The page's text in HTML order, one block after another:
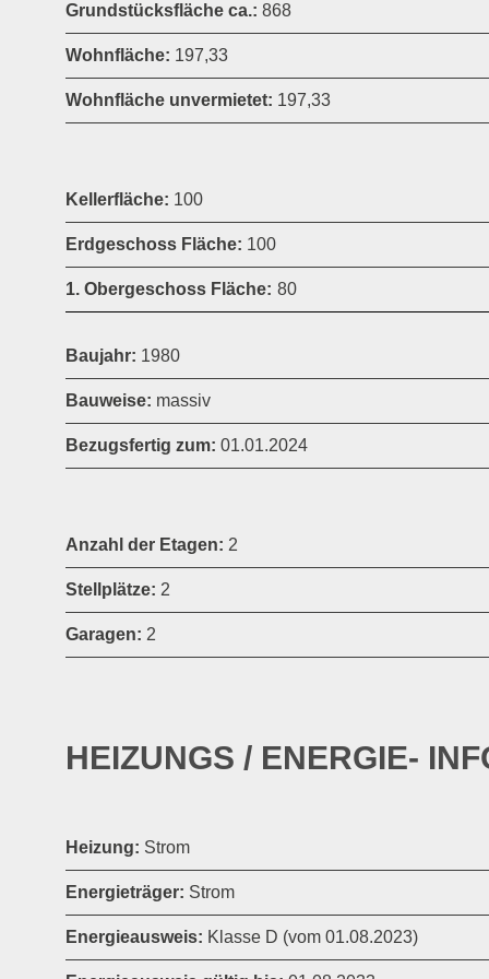
Grundstücksfläche ca.: 868
Wohnfläche: 197,33
Wohnfläche unvermietet: 197,33
Kellerfläche: 100
Erdgeschoss Fläche: 100
1. Obergeschoss Fläche: 80
Baujahr: 1980
Bauweise: massiv
Bezugsfertig zum: 01.01.2024
Anzahl der Etagen: 2
Stellplätze: 2
Garagen: 2
HEIZUNGS / ENERGIE-
Heizung: Strom
Energieträger: Strom
Energieausweis: Klasse D (vom 01.08.2023)